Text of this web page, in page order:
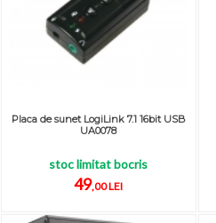
Placa de sunet LogiLink 7.1 16bit USB
UA0078
stoc limitat bocris
49,00 LEI